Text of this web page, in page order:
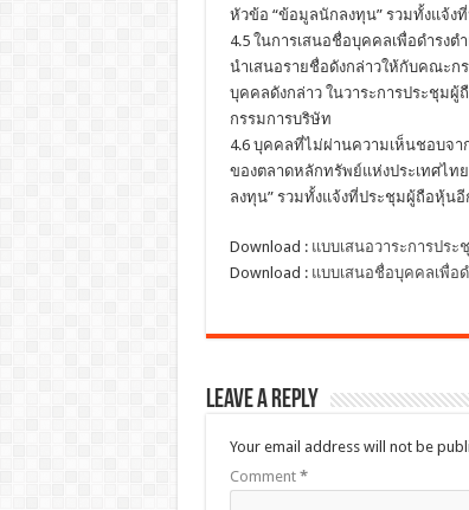
หัวข้อ “ข้อมูลนักลงทุน” รวมทั้งแจ้
4.5 ในการเสนอชื่อบุคคลเพื่อดำรง
นำเสนอรายชื่อดังกล่าวให้กับคณะ
บุคคลดังกล่าว ในวาระการประชุม
กรรมการบริษัท
4.6 บุคคลที่ไม่ผ่านความเห็นชอบจ
ของตลาดหลักทรัพย์แห่งประเทศไท
ลงทุน” รวมทั้งแจ้งที่ประชุมผู้ถือหุ้น
Download : แบบเสนอวาระการปร
Download : แบบเสนอชื่อบุคคลเพื่อ
Leave a Reply
Your email address will not be
Comment *